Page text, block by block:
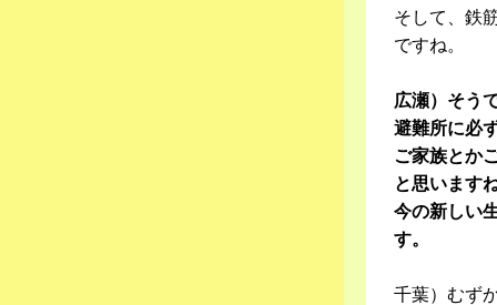
そして、鉄
ですね。
広瀬）そう
避難所に必
ご家族とか
と思います
今の新しい
す。
千葉）むず